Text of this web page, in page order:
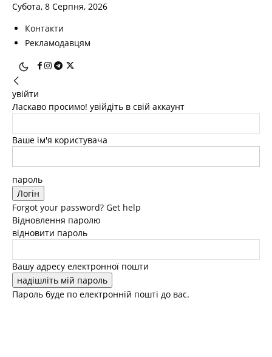
Субота, 8 Серпня, 2026
Контакти
Рекламодавцям
увійти
Ласкаво просимо! увійдіть в свій аккаунт
Ваше ім'я користувача
пароль
Forgot your password? Get help
Відновлення паролю
відновити пароль
Вашу адресу електронної пошти
Пароль буде по електронній пошті до вас.